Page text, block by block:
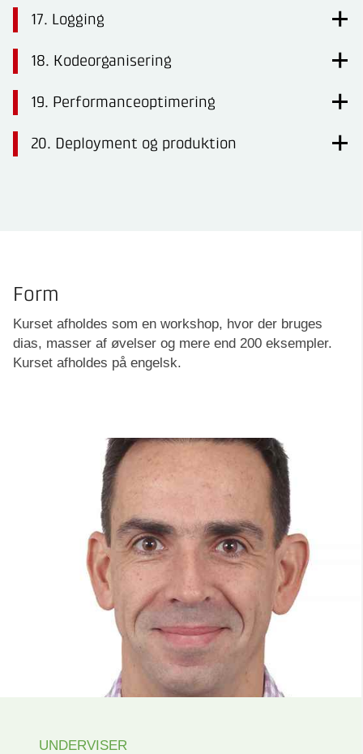
17. Logging
18. Kodeorganisering
19. Performanceoptimering
20. Deployment og produktion
Form
Kurset afholdes som en workshop, hvor der bruges
dias, masser af øvelser og mere end 200 eksempler.
Kurset afholdes på engelsk.
UNDERVISER